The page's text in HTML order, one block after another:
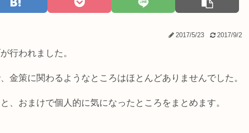
2017/5/23 2017/9/2
行われました。
金策に関わるようなところはほとんどありませんでした。
、おまけで個人的に気になったところをまとめます。